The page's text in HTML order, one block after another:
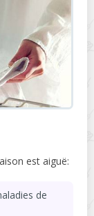
est aiguë:
de